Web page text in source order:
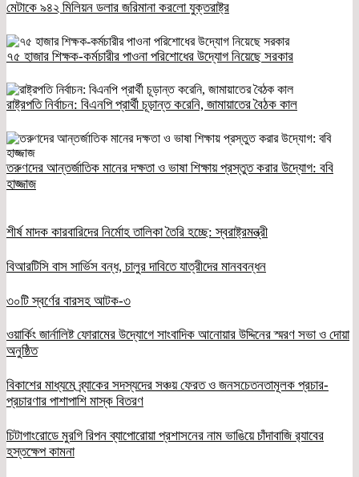
মেটাকে ৯৪২ মিলিয়ন ডলার জরিমানা করলো যুক্তরাষ্ট্র
৭৫ হাজার শিক্ষক-কর্মচারীর পাওনা পরিশোধের উদ্যোগ নিয়েছে সরকার
রাষ্ট্রপতি নির্বাচন: বিএনপি প্রার্থী চূড়ান্ত করেনি, জামায়াতের বৈঠক কাল
তরুণদের আন্তর্জাতিক মানের দক্ষতা ও ভাষা শিক্ষায় প্রস্তুত করার উদ্যোগ: ববি
হাজ্জাজ
শীর্ষ মাদক কারবারিদের নির্মোহ তালিকা তৈরি হচ্ছে: স্বরাষ্ট্রমন্ত্রী
বিআরটিসি বাস সার্ভিস বন্ধ, চালুর দাবিতে যাত্রীদের মানববন্ধন
৩০টি স্বর্ণের বারসহ আটক-৩
ওয়ার্কিং জার্নালিষ্ট ফোরামের উদ্যোগে সাংবাদিক আনোয়ার উদ্দিনের স্মরণ সভা ও দোয়া
অনুষ্ঠিত
বিকাশের মাধ্যমে ব্র্যাকের সদস্যদের সঞ্চয় ফেরত ও জনসচেতনতামূলক প্রচার-
প্রচারণার পাশাপাশি মাস্ক বিতরণ
চিটাগাংরোডে মুরগি রিপন ব্যাপোরোয়া প্রশাসনের নাম ভাঙিয়ে চাঁদাবাজি র‌্যাবের
হস্তক্ষেপ কামনা